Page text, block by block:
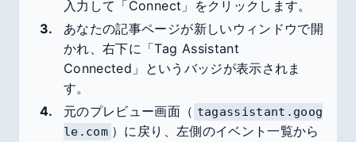
入力して「Connect」をクリックします。
あなたの記事ページが新しいウィンドウで開
かれ、右下に「Tag Assistant
Connected」というバッジが表示されま
す。
元のプレビュー画面（ tagassistant.goog
le.com ）に戻り、左側のイベント一覧から